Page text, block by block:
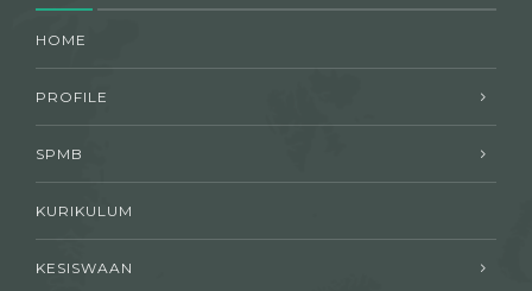
HOME
PROFILE
SPMB
KURIKULUM
KESISWAAN